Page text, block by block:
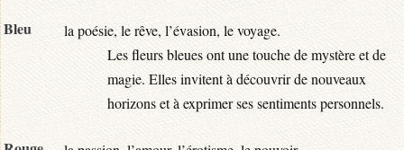
Bleu
la poésie, le rêve, l’évasion, le voyage.
Les fleurs bleues ont une touche de mystère et de
magie. Elles invitent à découvrir de nouveaux
horizons et à exprimer ses sentiments personnels.